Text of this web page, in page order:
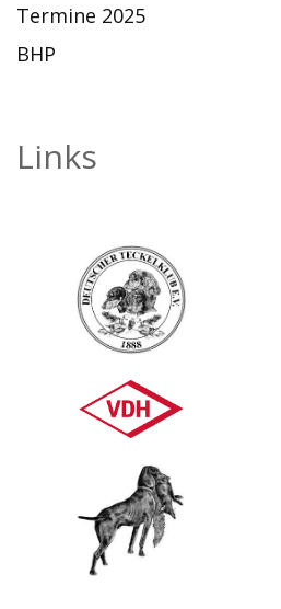
Termine 2025
BHP
Links